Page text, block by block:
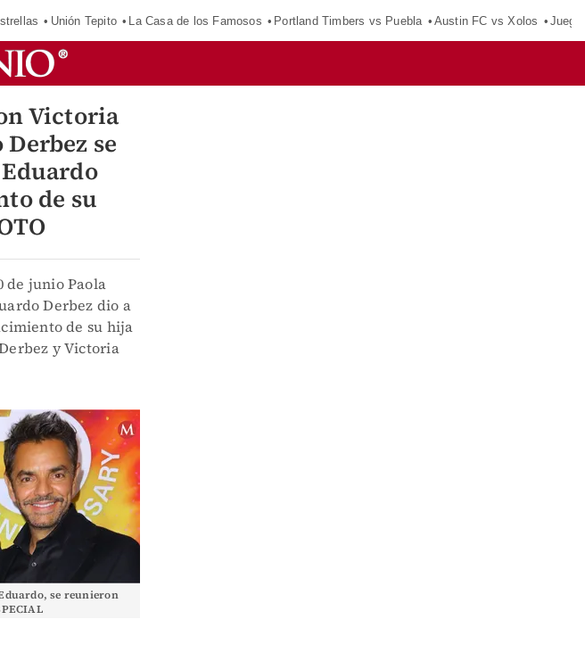
Unión Tepito La Casa de los Famosos Portland Timbers vs Puebla Austin FC vs Xolos
Victoria
se
de su
de junio Paola
Derbez dio a
de su hija
y Victoria
se reunieron